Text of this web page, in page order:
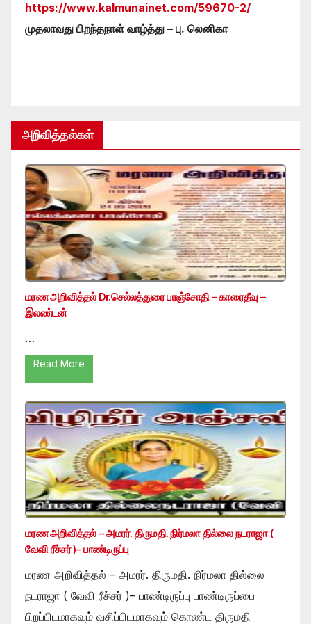
https://www.kalmunainet.com/59670-2/
முதலாவது பிறந்தநாள் வாழ்த்து – பு. லெனிகா
அறிவித்தல்கள்
மரண அறிவித்தல் Dr.செல்லத்துரை பரஞ்சோதி – காரைதீவு –
இலண்டன்
…
Read More
மரண அறிவித்தல் – அமரர். திருமதி. நிர்மலா தில்லை நடராஜா (
வேவி ரீச்சர் )– பாண்டிருப்பு
மரண அறிவித்தல் – அமரர். திருமதி. நிர்மலா தில்லை
நடராஜா ( வேவி ரீச்சர் )– பாண்டிருப்பு பாண்டிருப்பை
பிறப்பிடமாகவும் வசிப்பிடமாகவும் கொண்ட திருமதி